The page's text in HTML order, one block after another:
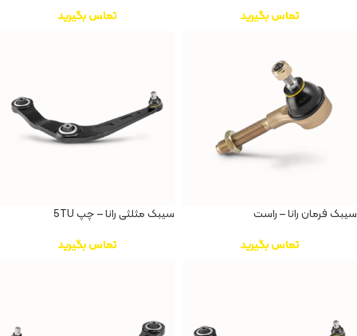
تماس بگیرید
تماس بگیرید
سیبک فرمان رانا – راست
تماس بگیرید
سیبک مثلثی رانا – چپ 5TU
تماس بگیرید